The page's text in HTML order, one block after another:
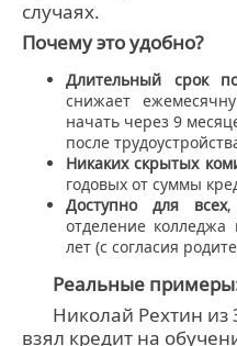
случаях.
Почему это удобно?
Длительный срок
снижает
начать через 9
после
Никаких скрытых
годовых от суммы
Доступно для всех,
отделение
лет (с согласия
Реальные
Николай Рехтин из
взял кредит на